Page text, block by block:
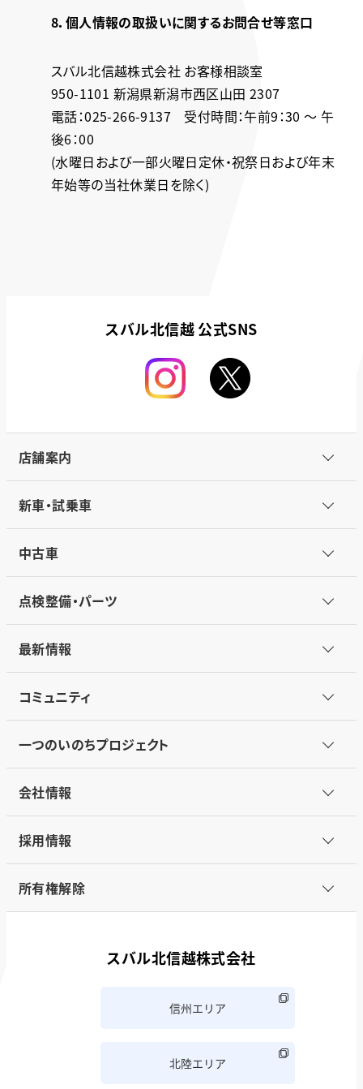
8．個人情報の取扱いに関するお問合せ等窓口
スバル北信越株式会社 お客様相談室
950-1101 新潟県新潟市西区山田 2307
電話：025-266-9137 受付時間：午前9：30 ～ 午
後6：00
(水曜日および一部火曜日定休・祝祭日および年末
年始等の当社休業日を除く)
スバル北信越 公式SNS
店舗案内
新車・試乗車
中古車
点検整備・パーツ
最新情報
コミュニティ
一つのいのちプロジェクト
会社情報
採用情報
所有権解除
スバル北信越株式会社
信州エリア
北陸エリア